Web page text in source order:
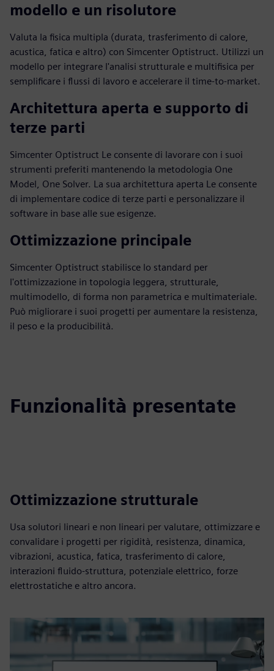
modello e un risolutore
Valuta la fisica multipla (durata, trasferimento di calore,
acustica, fatica e altro) con Simcenter Optistruct. Utilizzi un
modello per integrare l'analisi strutturale e multifisica per
semplificare i flussi di lavoro e accelerare il time-to-market.
Architettura aperta e supporto di
terze parti
Simcenter Optistruct Le consente di lavorare con i suoi
strumenti preferiti mantenendo la metodologia One
Model, One Solver. La sua architettura aperta Le consente
di implementare codice di terze parti e personalizzare il
software in base alle sue esigenze.
Ottimizzazione principale
Simcenter Optistruct stabilisce lo standard per
l'ottimizzazione in topologia leggera, strutturale,
multimodello, di forma non parametrica e multimateriale.
Può migliorare i suoi progetti per aumentare la resistenza,
il peso e la producibilità.
Funzionalità presentate
Ottimizzazione strutturale
Usa solutori lineari e non lineari per valutare, ottimizzare e
convalidare i progetti per rigidità, resistenza, dinamica,
vibrazioni, acustica, fatica, trasferimento di calore,
interazioni fluido-struttura, potenziale elettrico, forze
elettrostatiche e altro ancora.